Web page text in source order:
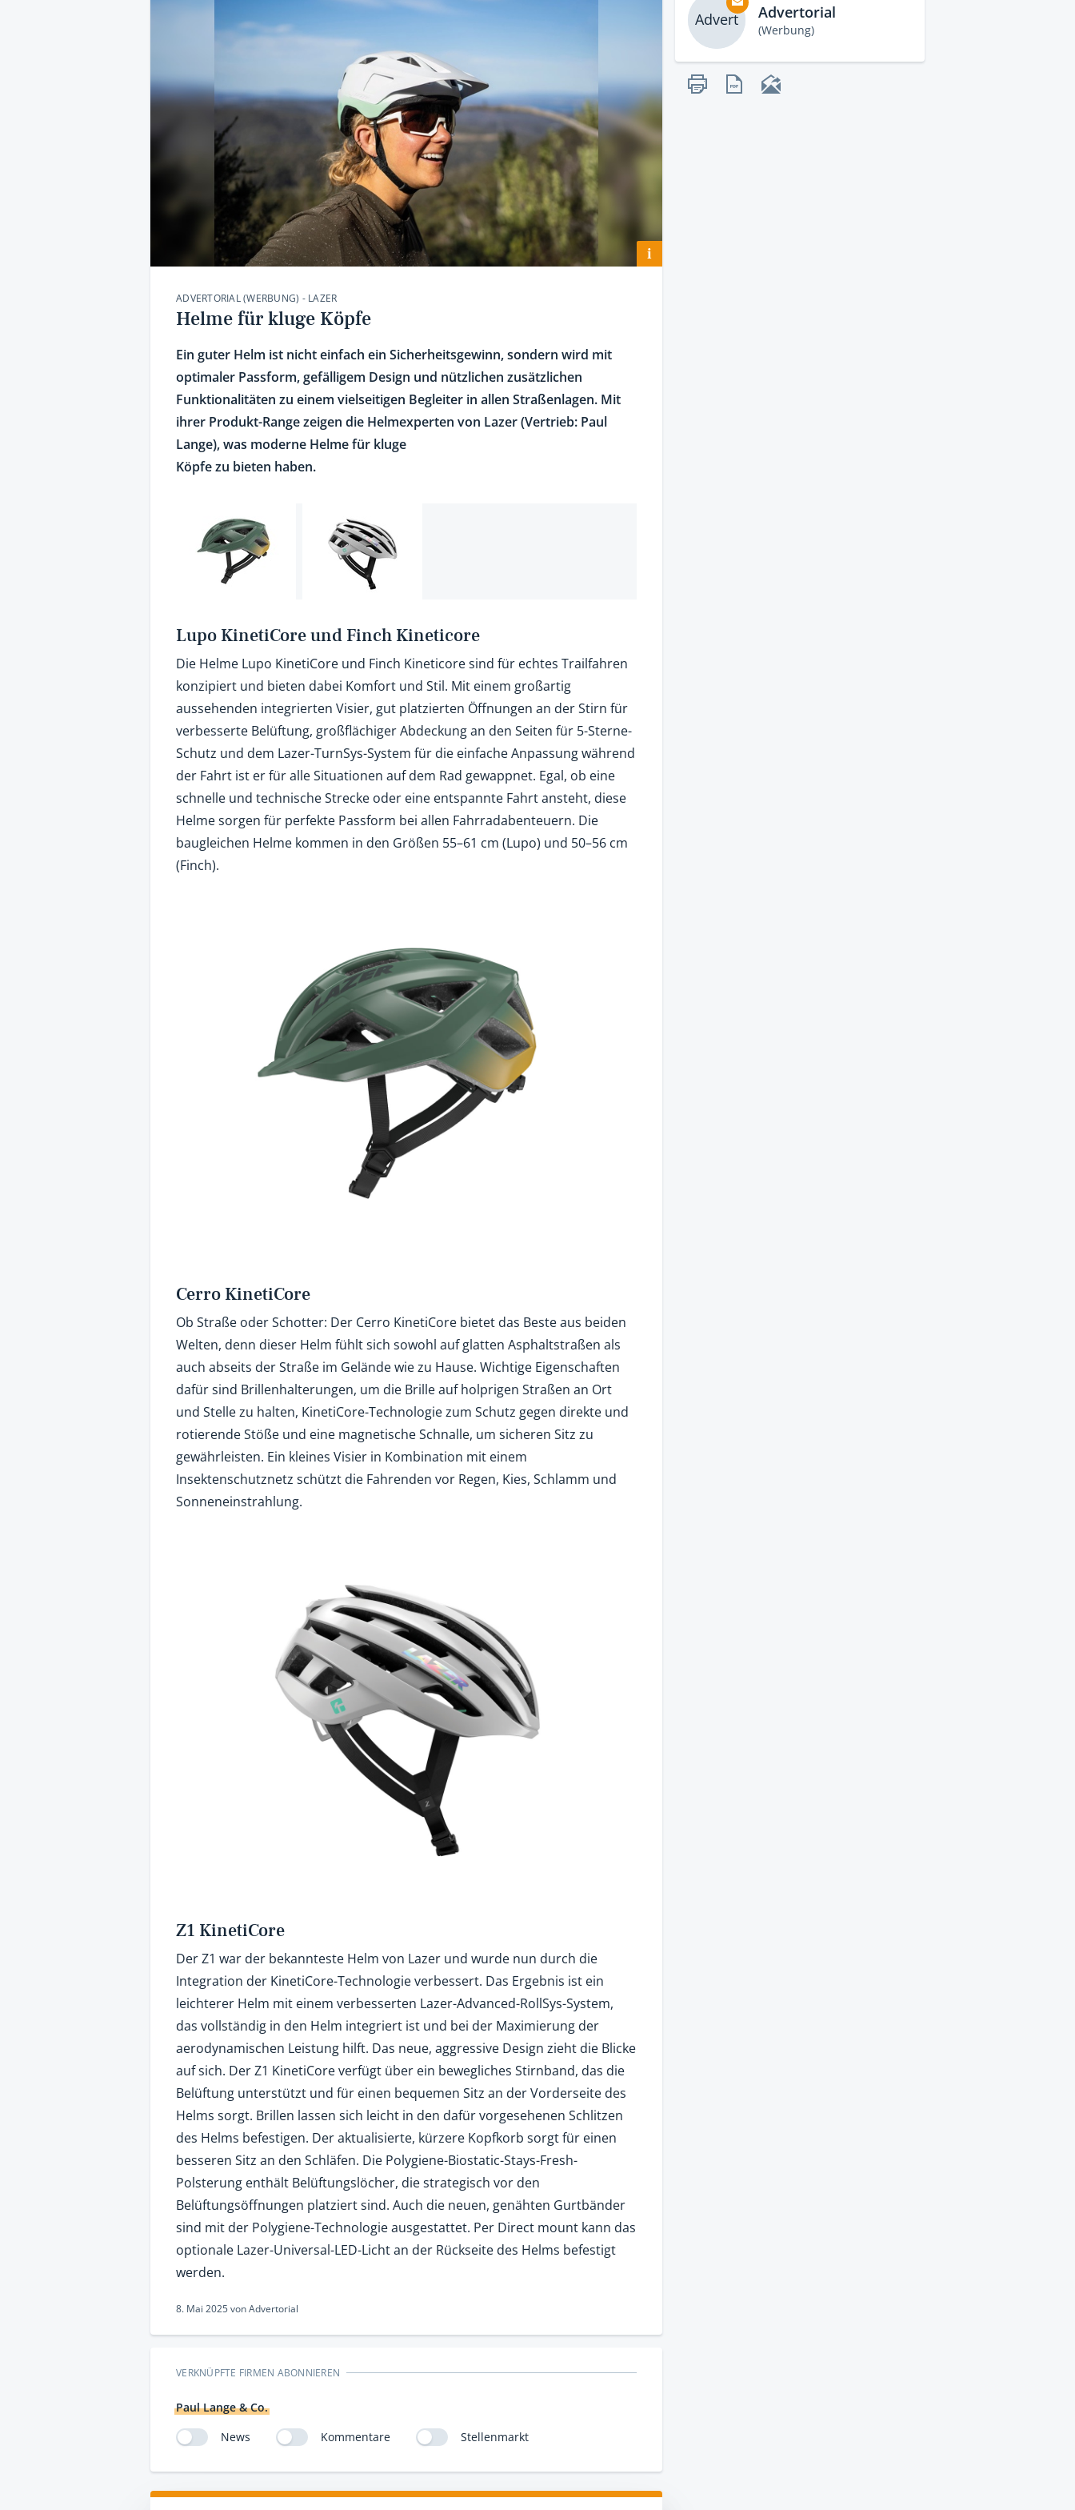
i
ADVERTORIAL (WERBUNG) - LAZER
Helme für kluge Köpfe
Ein guter Helm ist nicht einfach ein Sicherheitsgewinn, sondern wird mit
optimaler Passform, gefälligem Design und nützlichen zusätzlichen
Funktionalitäten zu einem vielseitigen Begleiter in allen Straßenlagen. Mit
ihrer Produkt-Range zeigen die Helmexperten von Lazer (Vertrieb: Paul
Lange), was moderne Helme für kluge
Köpfe zu bieten haben.
Lupo KinetiCore und Finch Kineticore
Die Helme Lupo KinetiCore und Finch Kineticore sind für echtes Trailfahren
konzipiert und bieten dabei Komfort und Stil. Mit einem großartig
aussehenden integrierten Visier, gut platzierten Öffnungen an der Stirn für
verbesserte Belüftung, großflächiger Abdeckung an den Seiten für 5-Sterne-
Schutz und dem Lazer-TurnSys-System für die einfache Anpassung während
der Fahrt ist er für alle Situationen auf dem Rad gewappnet. Egal, ob eine
schnelle und technische Strecke oder eine entspannte Fahrt ansteht, diese
Helme sorgen für perfekte Passform bei allen Fahrradabenteuern. Die
baugleichen Helme kommen in den Größen 55–61 cm (Lupo) und 50–56 cm
(Finch).
Cerro KinetiCore
Ob Straße oder Schotter: Der Cerro KinetiCore bietet das Beste aus beiden
Welten, denn dieser Helm fühlt sich sowohl auf glatten Asphaltstraßen als
auch abseits der Straße im Gelände wie zu Hause. Wichtige Eigenschaften
dafür sind Brillenhalterungen, um die Brille auf holprigen Straßen an Ort
und Stelle zu halten, KinetiCore-Technologie zum Schutz gegen direkte und
rotierende Stöße und eine magnetische Schnalle, um sicheren Sitz zu
gewährleisten. Ein kleines Visier in Kombination mit einem
Insektenschutznetz schützt die Fahrenden vor Regen, Kies, Schlamm und
Sonneneinstrahlung.
Z1 KinetiCore
Der Z1 war der bekannteste Helm von Lazer und wurde nun durch die
Integration der KinetiCore-Technologie verbessert. Das Ergebnis ist ein
leichterer Helm mit einem verbesserten Lazer-Advanced-RollSys-System,
das vollständig in den Helm integriert ist und bei der Maximierung der
aerodynamischen Leistung hilft. Das neue, aggressive Design zieht die Blicke
auf sich. Der Z1 KinetiCore verfügt über ein bewegliches Stirnband, das die
Belüftung unterstützt und für einen bequemen Sitz an der Vorderseite des
Helms sorgt. Brillen lassen sich leicht in den dafür vorgesehenen Schlitzen
des Helms befestigen. Der aktualisierte, kürzere Kopfkorb sorgt für einen
besseren Sitz an den Schläfen. Die Polygiene-Biostatic-Stays-Fresh-
Polsterung enthält Belüftungslöcher, die strategisch vor den
Belüftungsöffnungen platziert sind. Auch die neuen, genähten Gurtbänder
sind mit der Polygiene-Technologie ausgestattet. Per Direct mount kann das
optionale Lazer-Universal-LED-Licht an der Rückseite des Helms befestigt
werden.
8. Mai 2025vonAdvertorial
VERKNÜPFTE FIRMEN ABONNIEREN
Paul Lange & Co.
News
Kommentare Stellenmarkt
Advert Advertorial
(Werbung)